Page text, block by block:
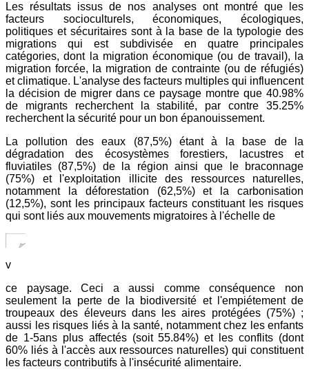
Les résultats issus de nos analyses ont montré que les
facteurs socioculturels, économiques, écologiques,
politiques et sécuritaires sont à la base de la typologie des
migrations qui est subdivisée en quatre principales
catégories, dont la migration économique (ou de travail), la
migration forcée, la migration de contrainte (ou de réfugiés)
et climatique. L'analyse des facteurs multiples qui influencent
la décision de migrer dans ce paysage montre que 40.98%
de migrants recherchent la stabilité, par contre 35.25%
recherchent la sécurité pour un bon épanouissement.
La pollution des eaux (87,5%) étant à la base de la
dégradation des écosystèmes forestiers, lacustres et
fluviatiles (87,5%) de la région ainsi que le braconnage
(75%) et l'exploitation illicite des ressources naturelles,
notamment la déforestation (62,5%) et la carbonisation
(12,5%), sont les principaux facteurs constituant les risques
qui sont liés aux mouvements migratoires à l'échelle de
v
ce paysage. Ceci a aussi comme conséquence non
seulement la perte de la biodiversité et l'empiétement de
troupeaux des éleveurs dans les aires protégées (75%) ;
aussi les risques liés à la santé, notamment chez les enfants
de 1-5ans plus affectés (soit 55.84%) et les conflits (dont
60% liés à l'accès aux ressources naturelles) qui constituent
les facteurs contributifs à l'insécurité alimentaire.